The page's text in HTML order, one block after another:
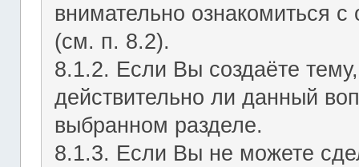
внимательно ознакомиться
(см. п. 8.2).
8.1.2. Если Вы создаёте
действительно ли данный
выбранном разделе.
8.1.3. Если Вы не можете